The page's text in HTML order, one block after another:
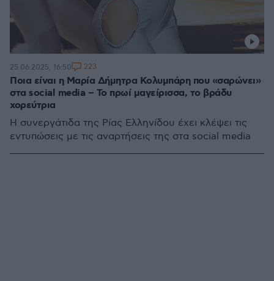
Ποια είναι η Μαρία Δήμητρα Κολυμπάρη που «σαρώνει»
στα social media – Το πρωί μαγείρισσα, το βράδυ
χορεύτρια
Η συνεργάτιδα της Ρίας Ελληνίδου έχει κλέψει τις
εντυπώσεις με τις αναρτήσεις της στα social media
25.06.2025, 16:50 223